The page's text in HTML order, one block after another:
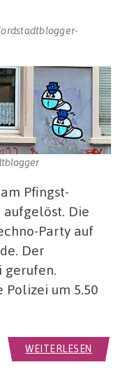
Pfingst-
Die
Party auf
Der
gerufen.
um 5.50
WEITERLESEN